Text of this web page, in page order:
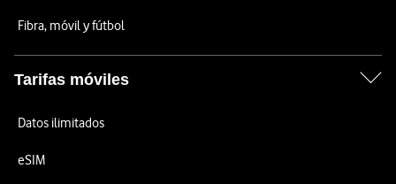
Fibra, móvil y fútbol
Tarifas móviles
Datos ilimitados
eSIM